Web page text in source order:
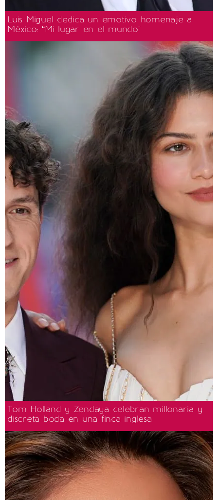
Luis Miguel dedica un emotivo homenaje a
México: “Mi lugar en el mundo"
Tom Holland y Zendaya celebran millonaria y
discreta boda en una finca inglesa